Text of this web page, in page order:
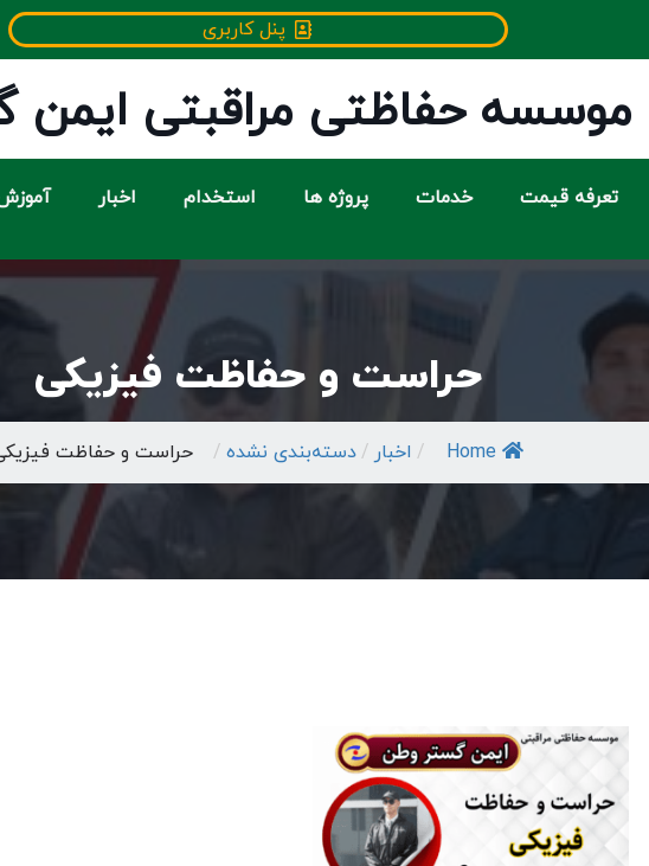
پنل کاربری
موسسه حفاظتی مراقبتی
تعرفه قیمت خدمات پروژه ها استخدام اخبار
حراست و حفاظت فیزیکی
Home
/ اخبار /دسته‌بندی نشده / حراست و حفاظت